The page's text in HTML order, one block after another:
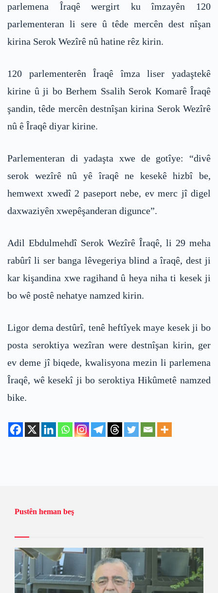
parlemena Îraqê wergirt ku îmzayên 120
parlementeran li sere û têde mercên dest nîşan
kirina Serok Wezîrê nû hatine rêz kirin.
120 parlementerên Îraqê îmza liser yadaştekê
kirine û ji bo Berhem Ssalih Serok Komarê Îraqê
şandin, têde mercên destnîşan kirina Serok Wezîrê
nû ê Îraqê diyar kirine.
Parlementeran di yadaşta xwe de gotîye: “divê
serok wezîrê nû yê îraqê ne kesekê hizbî be,
hemwext xwedî 2 paseport nebe, ev merc jî digel
daxwaziyên xwepêşanderan digunce”.
Adil Ebdulmehdî Serok Wezîrê Îraqê, li 29 meha
rabûrî li ser banga lêvegeriya blind a îraqê, dest ji
kar kişandina xwe ragihand û heya niha ti kesek ji
bo wê postê nehatye namzed kirin.
Ligor dema destûrî, tenê heftîyek maye kesek ji bo
posta seroktiya wezîran were destnîşan kirin, ger
ev deme jî biqede, kwalisyona mezin li parlemena
Îraqê, wê kesekî ji bo seroktiya Hikûmetê namzed
bike.
Pustên heman beş